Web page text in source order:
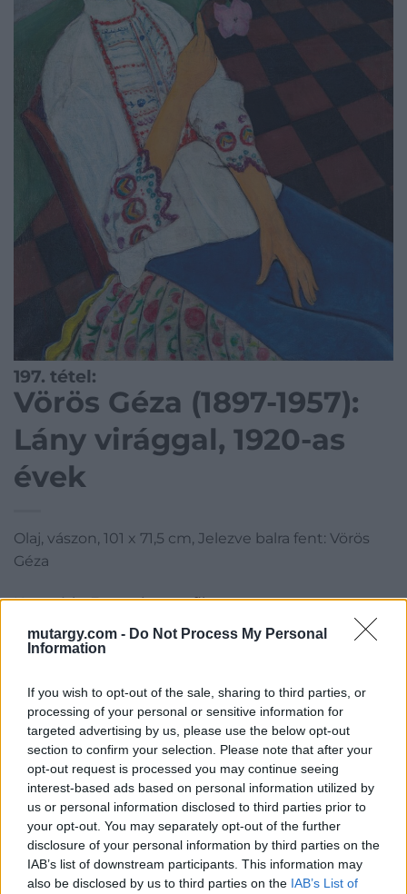
mutargy.com - Do Not Process My Personal
Information
If you wish to opt-out of the sale, sharing to third parties, or
processing of your personal or sensitive information for
targeted advertising by us, please use the below opt-out
section to confirm your selection. Please note that after your
opt-out request is processed you may continue seeing
interest-based ads based on personal information utilized by
us or personal information disclosed to third parties prior to
your opt-out. You may separately opt-out of the further
disclosure of your personal information by third parties on the
IAB’s list of downstream participants. This information may
also be disclosed by us to third parties on the IAB’s List of
197. tétel:
Vörös Géza (1897-1957):
Lány virággal, 1920-as
évek
Olaj, vászon, 101 x 71,5 cm, Jelezve balra fent: Vörös
Géza
Kategória:Festmény, grafika
Kikiáltási ár:4 000 000Ft
Aukció neve: 68. Téli aukció
Aukció dátuma: 2021.12.19
Aukció ideje: 18:00
Aukció helye: Budapest Kongresszusi Központ
Tételszám: 197
Eladó adatai